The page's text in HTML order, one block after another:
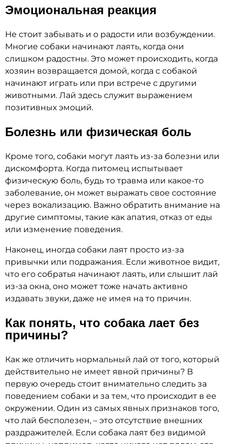
Эмоциональная реакция
Не стоит забывать и о радости или возбуждении.
Многие собаки начинают лаять, когда они
слишком радостны. Это может происходить, когда
хозяин возвращается домой, когда с собакой
начинают играть или при встрече с другими
животными. Лай здесь служит выражением
позитивных эмоций.
Болезнь или физическая боль
Кроме того, собаки могут лаять из-за болезни или
дискомфорта. Когда питомец испытывает
физическую боль, будь то травма или какое-то
заболевание, он может выражать свое состояние
через вокализацию. Важно обратить внимание на
другие симптомы, такие как апатия, отказ от еды
или изменение поведения.
Наконец, иногда собаки лаят просто из-за
привычки или подражания. Если животное видит,
что его собратья начинают лаять, или слышит лай
из-за окна, оно может тоже начать активно
издавать звуки, даже не имея на то причин.
Как понять, что собака лает без
причины?
Как же отличить нормальный лай от того, который
действительно не имеет явной причины? В
первую очередь стоит внимательно следить за
поведением собаки и за тем, что происходит в ее
окружении. Один из самых явных признаков того,
что лай бесполезен, – это отсутствие внешних
раздражителей. Если собака лаят без видимой